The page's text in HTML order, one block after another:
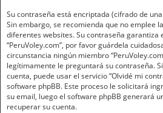
Su contraseña está encriptada (cifrado de
Sin embargo, se recomienda que no emplee
diferentes websites. Su contraseña garantiza
“PeruVoley.com”, por favor guárdela
circunstancia ningún miembro
legítimamente le preguntará su contraseña.
cuenta, puede usar el servicio “Olvidé mi
software phpBB. Este proceso le solicitará
su email, luego el software phpBB generará
recuperar su cuenta.